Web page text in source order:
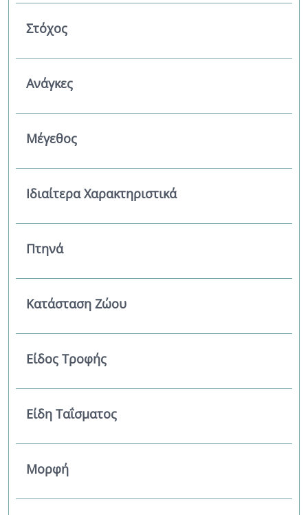
Στόχος
Ανάγκες
Μέγεθος
Ιδιαίτερα Χαρακτηριστικά
Πτηνά
Κατάσταση Ζώου
Είδος Τροφής
Είδη Ταΐσματος
Μορφή